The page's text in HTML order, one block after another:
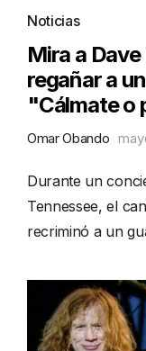
Noticias
Mira a
regañar a
"Cálmate o
Omar Obando
Durante un
Tennessee, el
recriminó a un